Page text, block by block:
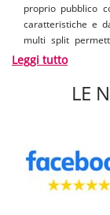
proprio pubblico
caratteristiche e
multi split
anche più unità
condizionatori
possono
funzione di
calda.
Leggi tutto
LE